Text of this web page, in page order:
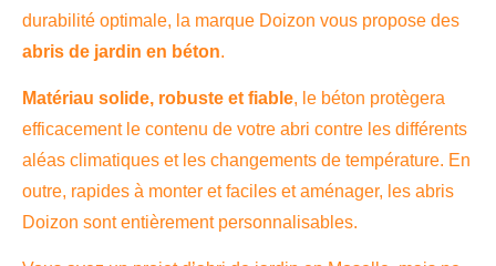
durabilité optimale, la marque Doizon vous propose des
abris de jardin en béton.
Matériau solide, robuste et fiable, le béton protègera
efficacement le contenu de votre abri contre les différents
aléas climatiques et les changements de température. En
outre, rapides à monter et faciles et aménager, les abris
Doizon sont entièrement personnalisables.